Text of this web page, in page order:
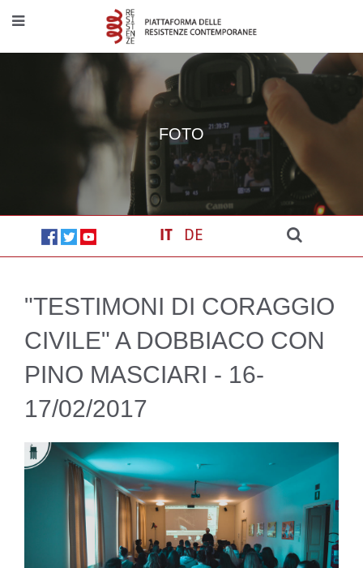
FOTO
IT DE
"TESTIMONI DI CORAGGIO
CIVILE" A DOBBIACO CON
PINO MASCIARI - 16-
17/02/2017